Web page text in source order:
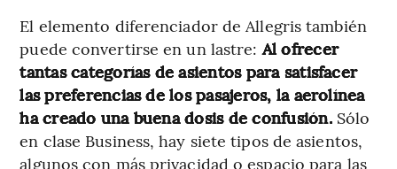
El elemento diferenciador de Allegris también
puede convertirse en un lastre:Al ofrecer
tantas categorías de asientos para satisfacer
las preferencias de los pasajeros, la aerolínea
ha creado una buena dosis de confusión. Sólo
en clase Business, hay siete tipos de asientos,
algunos con más privacidad o espacio para las